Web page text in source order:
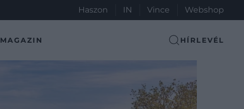
Haszon IN Vince Webshop
MAGAZIN HÍRLEVÉL